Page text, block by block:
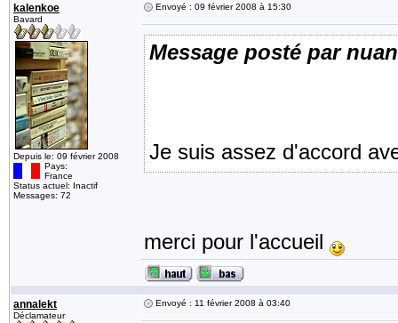
kalenkoe
Bavard
Depuis le: 09 février 2008
Pays:
France
Status actuel: Inactif
Messages: 72
Envoyé : 09 février 2008 à 15:30
Message posté par
Je suis assez d'accord
merci pour l'accueil
annalekt
Déclamateur
Envoyé : 11 février 2008 à 03:40